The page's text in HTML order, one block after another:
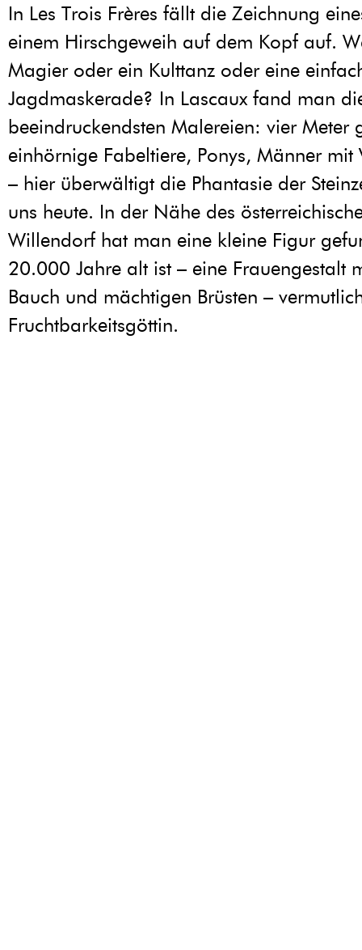
In Les Trois Frères fällt die Zeichnung
einem Hirschgeweih auf dem Kopf auf.
Magier oder ein Kulttanz oder eine
Jagdmaskerade? In Lascaux fand man
beeindruckendsten Malereien: vier Meter
einhörnige Fabeltiere, Ponys, Männer mit
– hier überwältigt die Phantasie der
uns heute. In der Nähe des
Willendorf hat man eine kleine Figur
20.000 Jahre alt ist – eine Frauengestalt
Bauch und mächtigen Brüsten –
Fruchtbarkeitsgöttin.